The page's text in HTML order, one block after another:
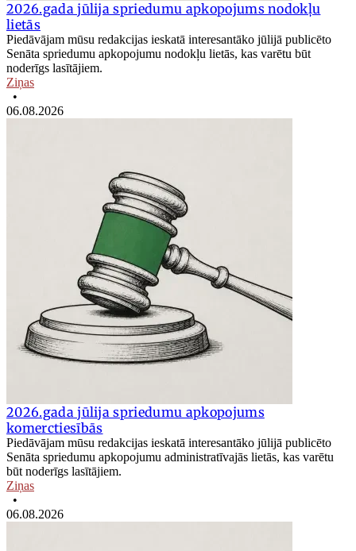
2026.gada jūlija spriedumu apkopojums nodokļu
lietās
Piedāvājam mūsu redakcijas ieskatā interesantāko jūlijā publicēto
Senāta spriedumu apkopojumu nodokļu lietās, kas varētu būt
noderīgs lasītājiem.
Ziņas
•
06.08.2026
2026.gada jūlija spriedumu apkopojums
komerctiesībās
Piedāvājam mūsu redakcijas ieskatā interesantāko jūlijā publicēto
Senāta spriedumu apkopojumu administratīvajās lietās, kas varētu
būt noderīgs lasītājiem.
Ziņas
•
06.08.2026